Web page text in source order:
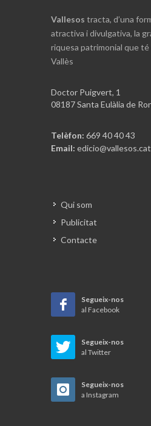
Vallesos tracta, d’una
atractiva i divulgativa, la
riquesa patrimonial que té
Vallès
Doctor Puigvert, 1
08187 Santa Eulàlia de
Telèfon: 669 40 40 43
Email: edicio@vallesos.cat
Qui som
Publicitat
Contacte
Segueix-nos
al Facebook
Segueix-nos
al Twitter
Segueix-nos
a Instagram